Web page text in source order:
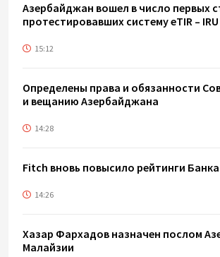
Азербайджан вошел в число первых
протестировавших систему eTIR – IRU
15:12
Определены права и обязанности
и вещанию Азербайджана
14:28
Fitch вновь повысило рейтинги Банка
14:26
Хазар Фархадов назначен послом
Малайзии